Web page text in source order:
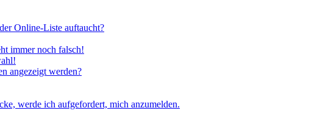
Online-Liste auftaucht?
immer noch falsch!
angezeigt werden?
werde ich aufgefordert, mich anzumelden.